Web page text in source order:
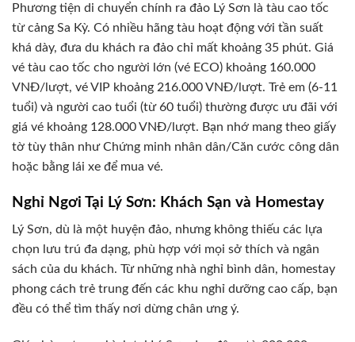
Phương tiện di chuyển chính ra đảo Lý Sơn là tàu cao tốc
từ cảng Sa Kỳ. Có nhiều hãng tàu hoạt động với tần suất
khá dày, đưa du khách ra đảo chỉ mất khoảng 35 phút. Giá
vé tàu cao tốc cho người lớn (vé ECO) khoảng 160.000
VNĐ/lượt, vé VIP khoảng 216.000 VNĐ/lượt. Trẻ em (6-11
tuổi) và người cao tuổi (từ 60 tuổi) thường được ưu đãi với
giá vé khoảng 128.000 VNĐ/lượt. Bạn nhớ mang theo giấy
tờ tùy thân như Chứng minh nhân dân/Căn cước công dân
hoặc bằng lái xe để mua vé.
Nghỉ Ngơi Tại Lý Sơn: Khách Sạn và Homestay
Lý Sơn, dù là một huyện đảo, nhưng không thiếu các lựa
chọn lưu trú đa dạng, phù hợp với mọi sở thích và ngân
sách của du khách. Từ những nhà nghỉ bình dân, homestay
phong cách trẻ trung đến các khu nghỉ dưỡng cao cấp, bạn
đều có thể tìm thấy nơi dừng chân ưng ý.